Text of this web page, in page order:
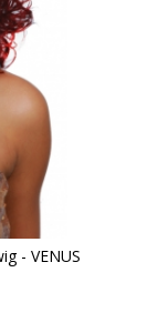
- VENUS